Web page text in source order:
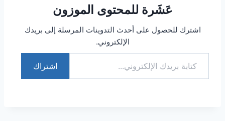
عَشَرة للمحتوى الموزون
اشترك للحصول على أحدث التدوينات المرسلة إلى بريدك
الإلكتروني.
اشتراك